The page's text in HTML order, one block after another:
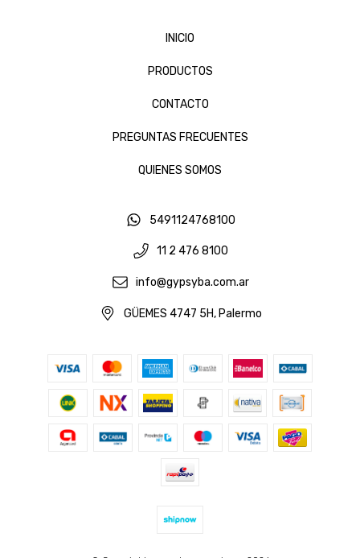
INICIO
PRODUCTOS
CONTACTO
PREGUNTAS FRECUENTES
QUIENES SOMOS
5491124768100
11 2 476 8100
info@gypsyba.com.ar
GÜEMES 4747 5H, Palermo